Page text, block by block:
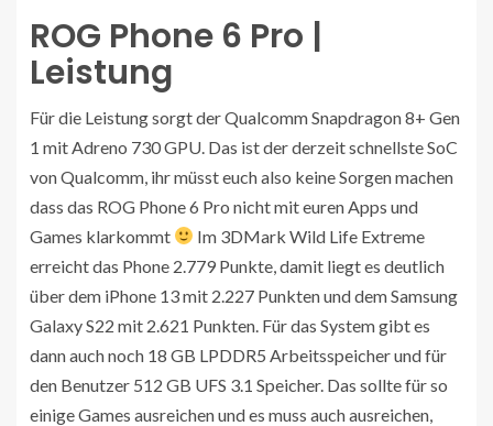
ROG Phone 6 Pro |
Leistung
Für die Leistung sorgt der Qualcomm Snapdragon 8+ Gen
1 mit Adreno 730 GPU. Das ist der derzeit schnellste SoC
von Qualcomm, ihr müsst euch also keine Sorgen machen
dass das ROG Phone 6 Pro nicht mit euren Apps und
Games klarkommt
Im 3DMark Wild Life Extreme
erreicht das Phone 2.779 Punkte, damit liegt es deutlich
über dem iPhone 13 mit 2.227 Punkten und dem Samsung
Galaxy S22 mit 2.621 Punkten. Für das System gibt es
dann auch noch 18 GB LPDDR5 Arbeitsspeicher und für
den Benutzer 512 GB UFS 3.1 Speicher. Das sollte für so
einige Games ausreichen und es muss auch ausreichen,